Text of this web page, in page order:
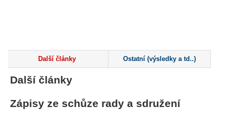
Další články Ostatní (výsledky a td..)
Další články
Zápisy ze schůze rady a sdružení